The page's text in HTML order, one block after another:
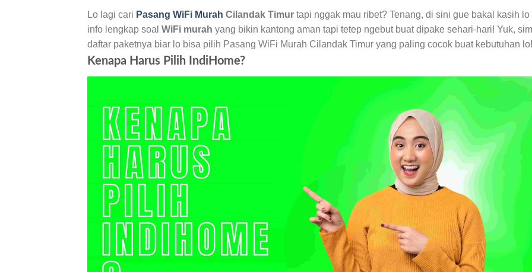
Lo lagi cari Pasang WiFi Murah Cilandak Timur tapi nggak mau ribet? Tenang, di sini gue bakal kasih lo
info lengkap soal WiFi murah yang bikin kantong aman tapi tetep ngebut buat dipake sehari-hari! Yuk,
daftar paketnya biar lo bisa pilih Pasang WiFi Murah Cilandak Timur yang paling cocok buat kebutuhan lo!
Kenapa Harus Pilih IndiHome?